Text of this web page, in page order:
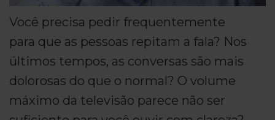
Você precisa pedir frequentemente
para que as pessoas repitam a fala? Nos
últimos tempos, as conversas são mais
dolorosas do que o normal? O volume
máximo da televisão parece não ser